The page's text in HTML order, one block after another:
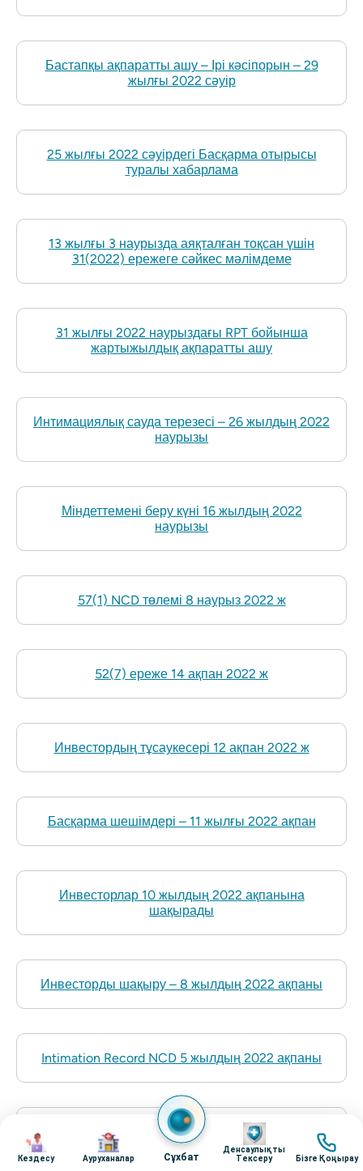
Бастапқы ақпаратты ашу – Ірі кәсіпорын – 29
жылғы 2022 сәуір
25 жылғы 2022 сәуірдегі Басқарма отырысы
туралы хабарлама
13 жылғы 3 наурызда аяқталған тоқсан үшін
31(2022) ережеге сәйкес мәлімдеме
31 жылғы 2022 наурыздағы RPT бойынша
жартыжылдық ақпаратты ашу
Интимациялық сауда терезесі – 26 жылдың 2022
​​наурызы
Міндеттемені беру күні 16 жылдың 2022
наурызы
57(1) NCD төлемі 8 наурыз 2022 ж
52(7) ереже 14 ақпан 2022 ж
Инвестордың тұсаукесері 12 ақпан 2022 ж
Басқарма шешімдері – 11 жылғы 2022 ақпан
Инвесторлар 10 жылдың 2022 ақпанына
шақырады
Инвесторды шақыру – 8 жылдың 2022 ақпаны
Intimation Record NCD 5 жылдың 2022 ақпаны
Инвесторды шақыру – 4 жылдың 2022 ақпаны
бейне
Кездесу
бейне
Ауруханалар Сұхбат
бейне
Денсаулықты
Тексеру
бейне
Бізге Қоңырау